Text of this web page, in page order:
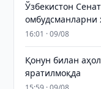
Ўзбекистон
16:01 · 09/08
Қонун билан
яратилмоқда